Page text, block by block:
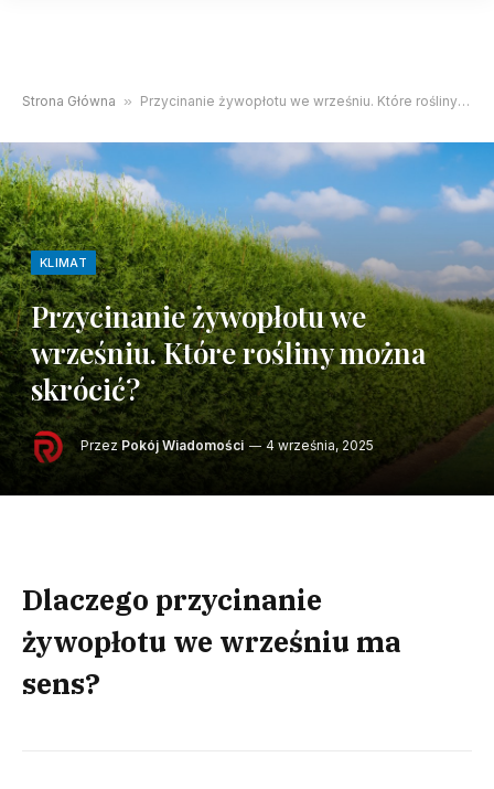
Strona Główna » Przycinanie żywopłotu we wrześniu. Które rośliny można skrócić?
KLIMAT
Przycinanie żywopłotu we
wrześniu. Które rośliny można
skrócić?
Przez Pokój Wiadomości 4 września, 2025
Dlaczego przycinanie
żywopłotu we wrześniu ma
sens?